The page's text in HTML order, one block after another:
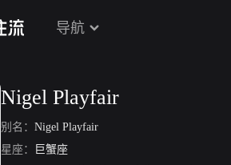
导航
Nigel Playfair
别名： Nigel Playfair
星座：
巨蟹座